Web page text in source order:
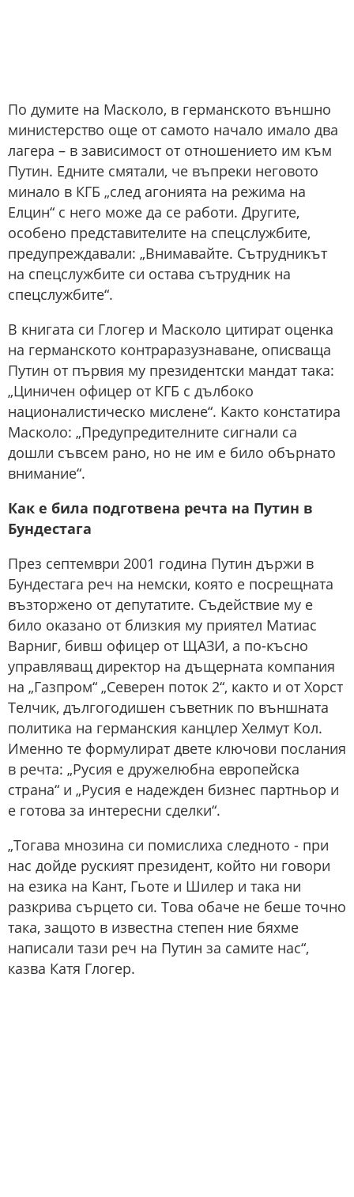
По думите на Масколо, в германското външно
министерство още от самото начало имало два
лагера – в зависимост от отношението им към
Путин. Едните смятали, че въпреки неговото
минало в КГБ „след агонията на режима на
Елцин“ с него може да се работи. Другите,
особено представителите на спецслужбите,
предупреждавали: „Внимавайте. Сътрудникът
на спецслужбите си остава сътрудник на
спецслужбите“.
В книгата си Глогер и Масколо цитират оценка
на германското контраразузнаване, описваща
Путин от първия му президентски мандат така:
„Циничен офицер от КГБ с дълбоко
националистическо мислене“. Както констатира
Масколо: „Предупредителните сигнали са
дошли съвсем рано, но не им е било обърнато
внимание“.
Как е била подготвена речта на Путин в
Бундестага
През септември 2001 година Путин държи в
Бундестага реч на немски, която е посрещната
възторжено от депутатите. Съдействие му е
било оказано от близкия му приятел Матиас
Варниг, бивш офицер от ЩАЗИ, а по-късно
управляващ директор на дъщерната компания
на „Газпром“ „Северен поток 2“, както и от Хорст
Телчик, дългогодишен съветник по външната
политика на германския канцлер Хелмут Кол.
Именно те формулират двете ключови послания
в речта: „Русия е дружелюбна европейска
страна“ и „Русия е надежден бизнес партньор и
е готова за интересни сделки“.
„Тогава мнозина си помислиха следното - при
нас дойде руският президент, който ни говори
на езика на Кант, Гьоте и Шилер и така ни
разкрива сърцето си. Това обаче не беше точно
така, защото в известна степен ние бяхме
написали тази реч на Путин за самите нас“,
казва Катя Глогер.